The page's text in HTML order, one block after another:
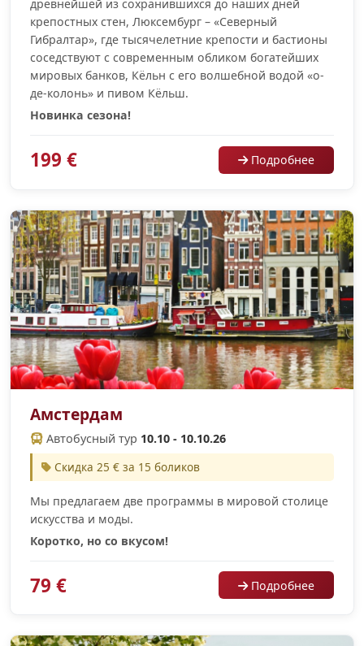
древнейшей из сохранившихся до наших дней
крепостных стен, Люксембург – «Северный
Гибралтар», где тысячелетние крепости и бастионы
соседствуют с современным обликом богатейших
мировых банков, Кёльн с его волшебной водой «о-
де-колонь» и пивом Кёльш.
Новинка сезона!
199 € Подробнее
Амстердам
Автобусный тур 10.10 - 10.10.26
Скидка 25 € за 15 боликов
Мы предлагаем две программы в мировой столице
искусства и моды.
Коротко, но со вкусом!
79 € Подробнее